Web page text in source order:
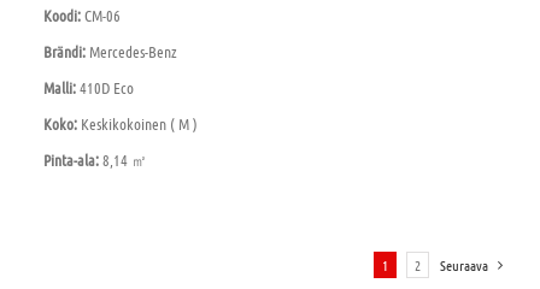
Koodi:CM-06
Brändi: Mercedes-Benz
Malli:410D Eco
Koko: Keskikokoinen ( M )
Pinta-ala:8,14 ㎡
1 2 Seuraava